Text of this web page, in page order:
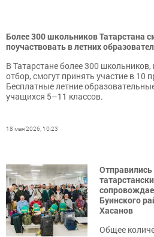
Более 300 школьников Татарстана
поучаствовать в летних
В Татарстане более 300
отбор, смогут принять участие в 10
Бесплатные летние
учащихся 5–11 классов.
18 мая 2026, 10:23
Буинского
Хасанов
Общее